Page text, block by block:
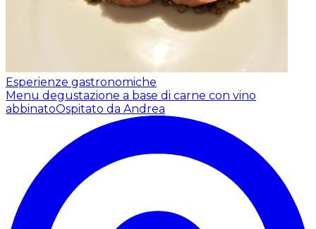
Esperienze gastronomiche
Menu degustazione a base di carne con vino
abbinatoOspitato da Andrea